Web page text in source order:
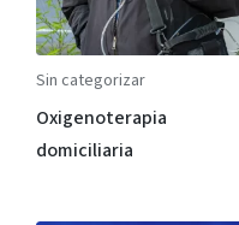
Sin categorizar
Oxigenoterapia
domiciliaria